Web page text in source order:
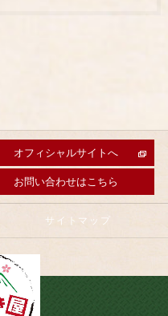
オフィシャルサイトへ
お問い合わせはこちら
サイトマップ